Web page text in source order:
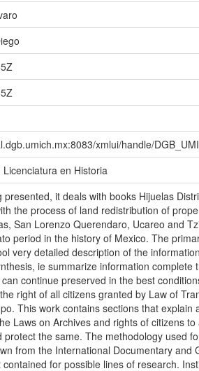
xmlui/handle/
en Historia
presented, it deals with books Hijuelas
the process of land redistribution of
San Lorenzo Querendaro, Ucareo and
period in the history of Mexico. The
very detailed description of the
ie summarize information
continue preserved in the best
right of all citizens granted by Law of
This work contains sections that
Laws on Archives and rights of citizens
protect the same. The methodology used
from the International Documentary
for possible lines of research.